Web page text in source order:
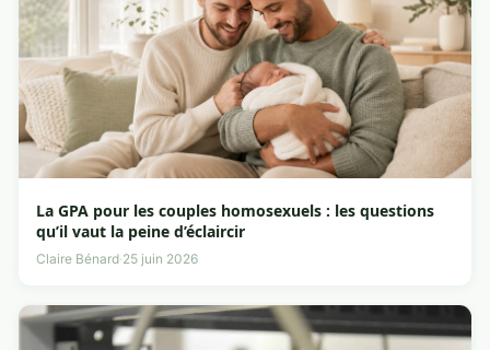
La GPA pour les couples homosexuels : les questions
qu’il vaut la peine d’éclaircir
Claire Bénard·25 juin 2026